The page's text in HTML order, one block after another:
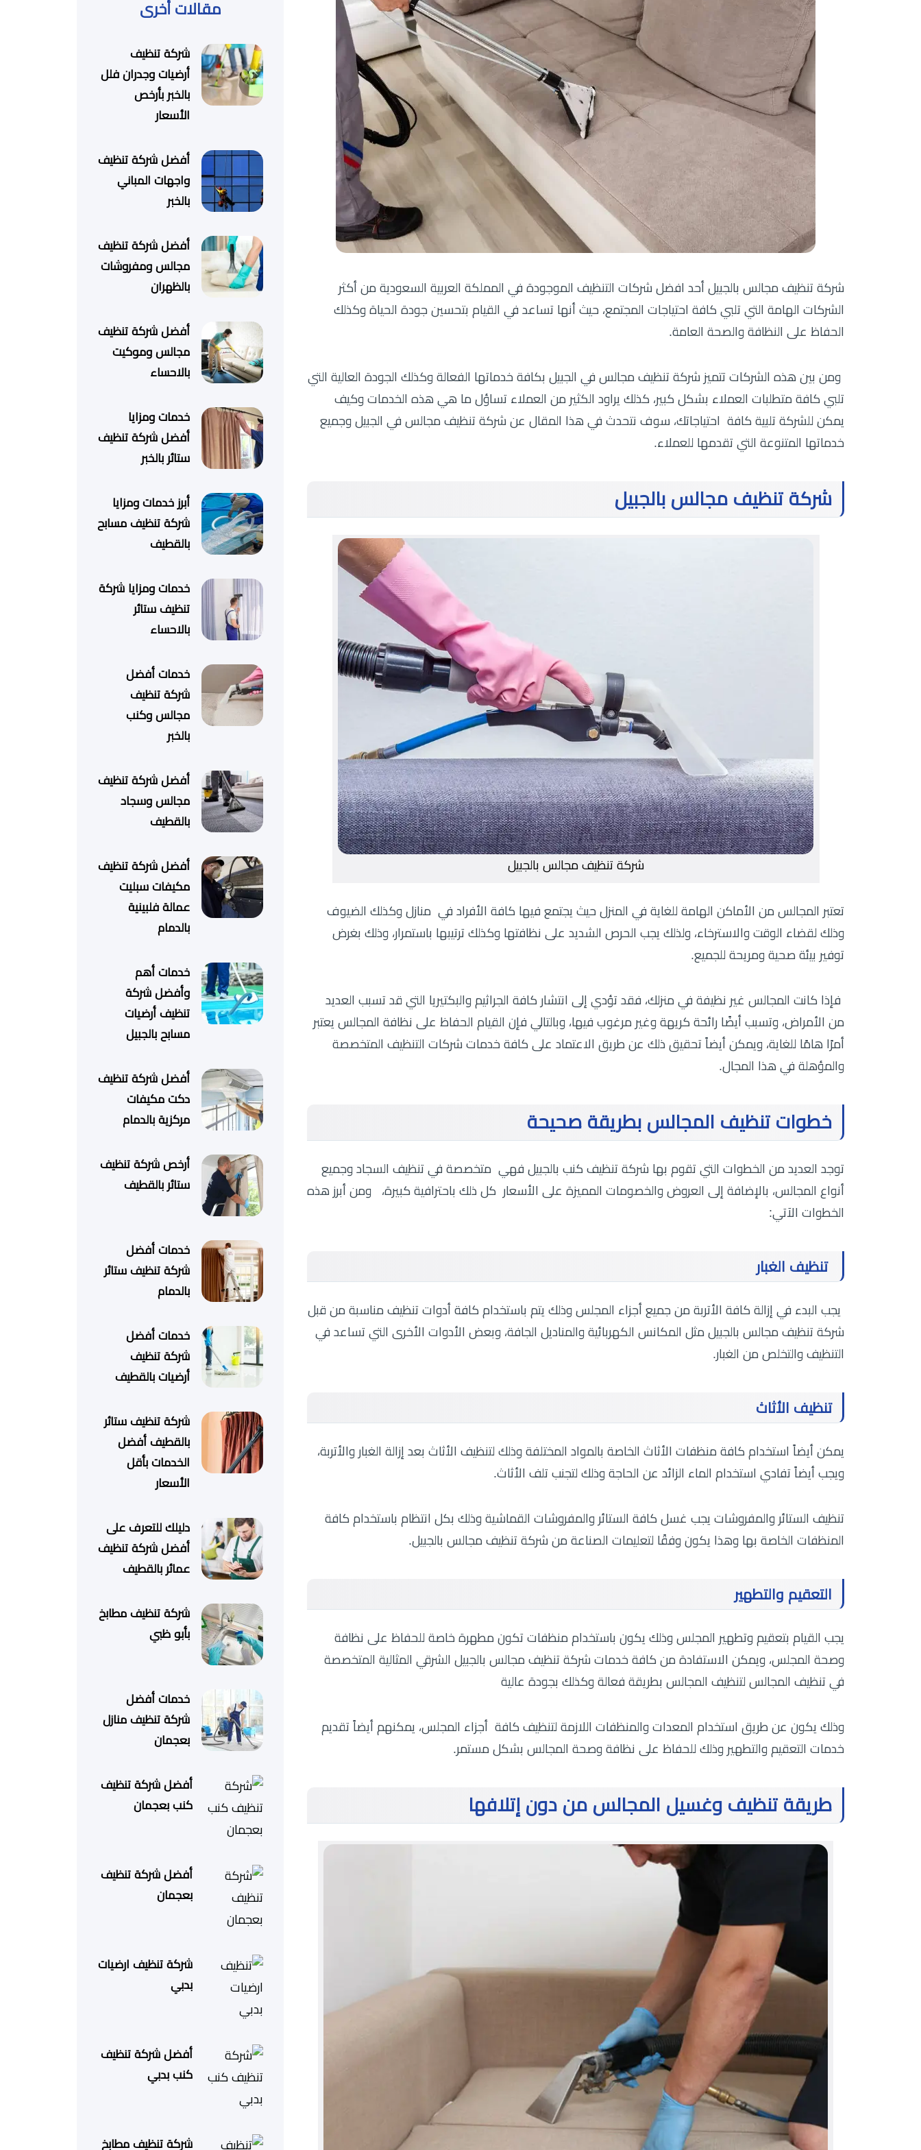
شركة تنظيف مجالس بالجبيل أحد افضل شركات التنظيف الموجودة في المملكة العربية السعودية من أكثر
الشركات الهامة التي تلبي كافة احتياجات المجتمع، حيث أنها تساعد في القيام بتحسين جودة الحياة وكذلك
الحفاظ على النظافة والصحة العامة.
ومن بين هذه الشركات تتميز شركة تنظيف مجالس في الجبيل بكافة خدماتها الفعالة وكذلك الجودة العالية التي
تلبي كافة متطلبات العملاء بشكل كبير، كذلك يراود الكثير من العملاء تساؤل ما هي هذه الخدمات وكيف
يمكن للشركة تلبية كافة احتياجاتك، سوف نتحدث في هذا المقال عن شركة تنظيف مجالس في الجبيل وجميع
خدماتها المتنوعة التي تقدمها للعملاء.
شركة تنظيف مجالس بالجبيل
شركة تنظيف مجالس بالجبيل
تعتبر المجالس من الأماكن الهامة للغاية في المنزل حيث يجتمع فيها كافة الأفراد في منازل وكذلك الضيوف
وذلك لقضاء الوقت والاسترخاء، ولذلك يجب الحرص الشديد على نظافتها وكذلك ترتيبها باستمرار، وذلك بغرض
توفير بيئة صحية ومريحة للجميع.
فإذا كانت المجالس غير نظيفة في منزلك، فقد تؤدي إلى انتشار كافة الجراثيم والبكتيريا التي قد تسبب العديد
من الأمراض، وتسبب أيضًا رائحة كريهة وغير مرغوب فيها، وبالتالي فإن القيام الحفاظ على نظافة المجالس يعتبر
أمرًا هامًا للغاية، ويمكن أيضاً تحقيق ذلك عن طريق الاعتماد على كافة خدمات شركات التنظيف المتخصصة
والمؤهلة في هذا المجال.
خطوات تنظيف المجالس بطريقة صحيحة
توجد العديد من الخطوات التي تقوم بها شركة تنظيف كنب بالجبيل فهي متخصصة في تنظيف السجاد وجميع
أنواع المجالس، بالإضافة إلى العروض والخصومات المميزة على الأسعار كل ذلك باحترافية كبيرة، ومن أبرز هذه
الخطوات الآتي:
تنظيف الغبار
يجب البدء في إزالة كافة الأتربة من جميع أجزاء المجلس وذلك يتم باستخدام كافة أدوات تنظيف مناسبة من قبل
شركة تنظيف مجالس بالجبيل مثل المكانس الكهربائية والمناديل الجافة، وبعض الأدوات الأخرى التي تساعد في
التنظيف والتخلص من الغبار.
تنظيف الأثاث
يمكن أيضاً استخدام كافة منظفات الأثاث الخاصة بالمواد المختلفة وذلك لتنظيف الأثاث بعد إزالة الغبار والأتربة،
ويجب أيضاً تفادي استخدام الماء الزائد عن الحاجة وذلك لتجنب تلف الأثاث.
تنظيف الستائر والمفروشات يجب غسل كافة الستائر والمفروشات القماشية وذلك بكل انتظام باستخدام كافة
المنظفات الخاصة بها وهذا يكون وفقًا لتعليمات الصناعة من شركة تنظيف مجالس بالجبيل.
التعقيم والتطهير
يجب القيام بتعقيم وتطهير المجلس وذلك يكون باستخدام منظفات تكون مطهرة خاصة للحفاظ على نظافة
وصحة المجلس، ويمكن الاستفادة من كافة خدمات شركة تنظيف مجالس بالجبيل الشرقي المثالية المتخصصة
في تنظيف المجالس لتنظيف المجالس بطريقة فعالة وكذلك بجودة عالية
وذلك يكون عن طريق استخدام المعدات والمنظفات اللازمة لتنظيف كافة أجزاء المجلس، يمكنهم أيضاً تقديم
خدمات التعقيم والتطهير وذلك للحفاظ على نظافة وصحة المجالس بشكل مستمر.
طريقة تنظيف وغسيل المجالس من دون إتلافها
مقالات أخرى
شركة تنظيف
أرضيات وجدران فلل
بالخبر بأرخص
الأسعار
أفضل شركة تنظيف
واجهات المباني
بالخبر
أفضل شركة تنظيف
مجالس ومفروشات
بالظهران
أفضل شركة تنظيف
مجالس وموكيت
بالاحساء
خدمات ومزايا
أفضل شركة تنظيف
ستائر بالخبر
أبرز خدمات ومزايا
شركة تنظيف مسابح
بالقطيف
خدمات ومزايا شركة
تنظيف ستائر
بالاحساء
خدمات أفضل
شركة تنظيف
مجالس وكنب
بالخبر
أفضل شركة تنظيف
مجالس وسجاد
بالقطيف
أفضل شركة تنظيف
مكيفات سبليت
عمالة فلبينية
بالدمام
خدمات أهم
وأفضل شركة
تنظيف أرضيات
مسابح بالجبيل
أفضل شركة تنظيف
دكت مكيفات
مركزية بالدمام
أرخص شركة تنظيف
ستائر بالقطيف
خدمات أفضل
شركة تنظيف ستائر
بالدمام
خدمات أفضل
شركة تنظيف
أرضيات بالقطيف
شركة تنظيف ستائر
بالقطيف أفضل
الخدمات بأقل
الأسعار
دليلك للتعرف على
أفضل شركة تنظيف
عمائر بالقطيف
شركة تنظيف مطابخ
بأبو ظبي
خدمات أفضل
شركة تنظيف منازل
بعجمان
أفضل شركة تنظيف
كنب بعجمان
أفضل شركة تنظيف
بعجمان
شركة تنظيف ارضيات
بدبي
أفضل شركة تنظيف
كنب بدبي
شركة تنظيف مطابخ